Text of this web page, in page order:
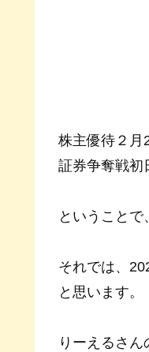
株主優待２月
証券争奪戦初
ということで
それでは、
と思います。
りーえるさ